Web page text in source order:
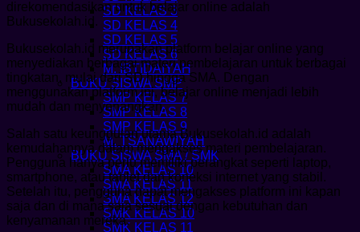
SD KELAS 3
SD KELAS 4
SD KELAS 5
SD KELAS 6
M. IBTIDAIYAH
BUKU SISWA SMP
SMP KELAS 7
SMP KELAS 8
SMP KELAS 9
M. TSANAWIYAH
BUKU SISWA SMA / SMK
SMA KELAS 10
SMA KELAS 11
SMA KELAS 12
SMK KELAS 10
SMK KELAS 11
direkomendasikan untuk belajar online adalah
Bukusekolah.id.
Bukusekolah.id merupakan platform belajar online yang
menyediakan berbagai materi pembelajaran untuk berbagai
tingkatan, mulai dari SD hingga SMA. Dengan
menggunakan platform ini, belajar online menjadi lebih
mudah dan menyenangkan.
Salah satu keunggulan utama Bukusekolah.id adalah
kemudahannya dalam mengakses materi pembelajaran.
Pengguna hanya perlu memiliki perangkat seperti laptop,
smartphone, atau tablet dan koneksi internet yang stabil.
Setelah itu, pengguna dapat mengakses platform ini kapan
saja dan di mana saja sesuai dengan kebutuhan dan
kenyamanan mereka.